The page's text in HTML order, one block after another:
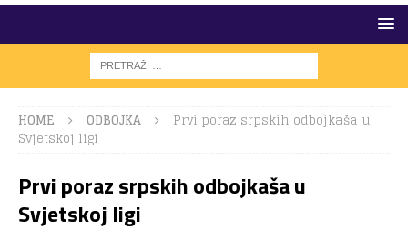
HOME ODBOJKA
Prvi poraz srpskih odbojkaša u
Svjetskoj ligi
Prvi poraz srpskih odbojkaša u
Svjetskoj ligi